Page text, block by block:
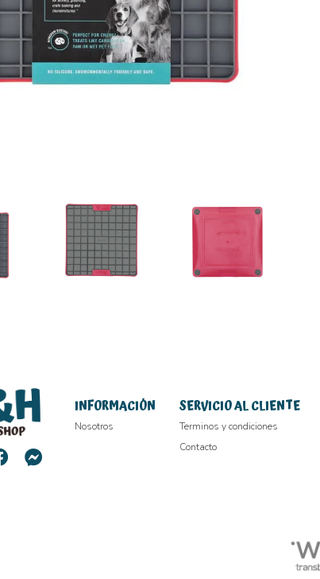
INFORMACIÓN
Nosotros
SERVICIO AL CLIENTE
Terminos y condiciones
Contacto